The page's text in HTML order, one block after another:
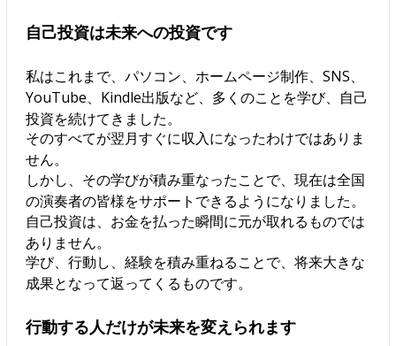
自己投資は未来への投資です
私はこれまで、パソコン、ホームページ制作、SNS、
YouTube、Kindle出版など、多くのことを学び、自己
投資を続けてきました。
そのすべてが翌月すぐに収入になったわけではありま
せん。
しかし、その学びが積み重なったことで、現在は全国
の演奏者の皆様をサポートできるようになりました。
自己投資は、お金を払った瞬間に元が取れるものでは
ありません。
学び、行動し、経験を積み重ねることで、将来大きな
成果となって返ってくるものです。
行動する人だけが未来を変えられます